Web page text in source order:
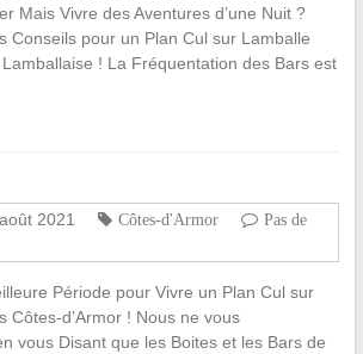
Mais Vivre des Aventures d’une Nuit ?
Conseils pour un Plan Cul sur Lamballe
! La Fréquentation des Bars est
2021 Côtes-d'Armor
Pas de
Période pour Vivre un Plan Cul sur
Côtes-d’Armor ! Nous ne vous
vous Disant que les Boites et les Bars de